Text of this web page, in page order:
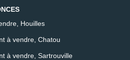
Houilles
à vendre, Chatou
à vendre, Sartrouville